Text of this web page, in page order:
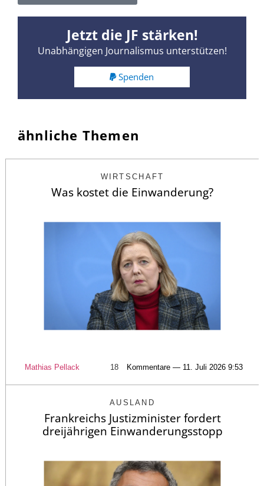
Jetzt die JF stärken!
Unabhängigen Journalismus unterstützen!
Spenden
ähnliche Themen
WIRTSCHAFT
Was kostet die Einwanderung?
Mathias Pellack 18 Kommentare — 11. Juli 2026 9:53
AUSLAND
Frankreichs Justizminister fordert
dreijährigen Einwanderungsstopp